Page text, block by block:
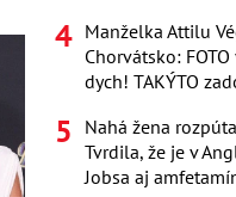
Manželka Attilu
Chorvátsko:
dych! TAKÝTO
Nahá žena
Tvrdila, že je v
Jobsa aj